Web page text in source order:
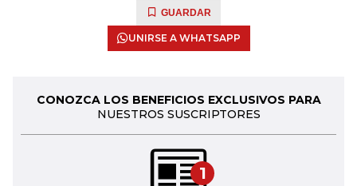
GUARDAR
UNIRSE A WHATSAPP
CONOZCA LOS BENEFICIOS EXCLUSIVOS PARA
NUESTROS SUSCRIPTORES
1